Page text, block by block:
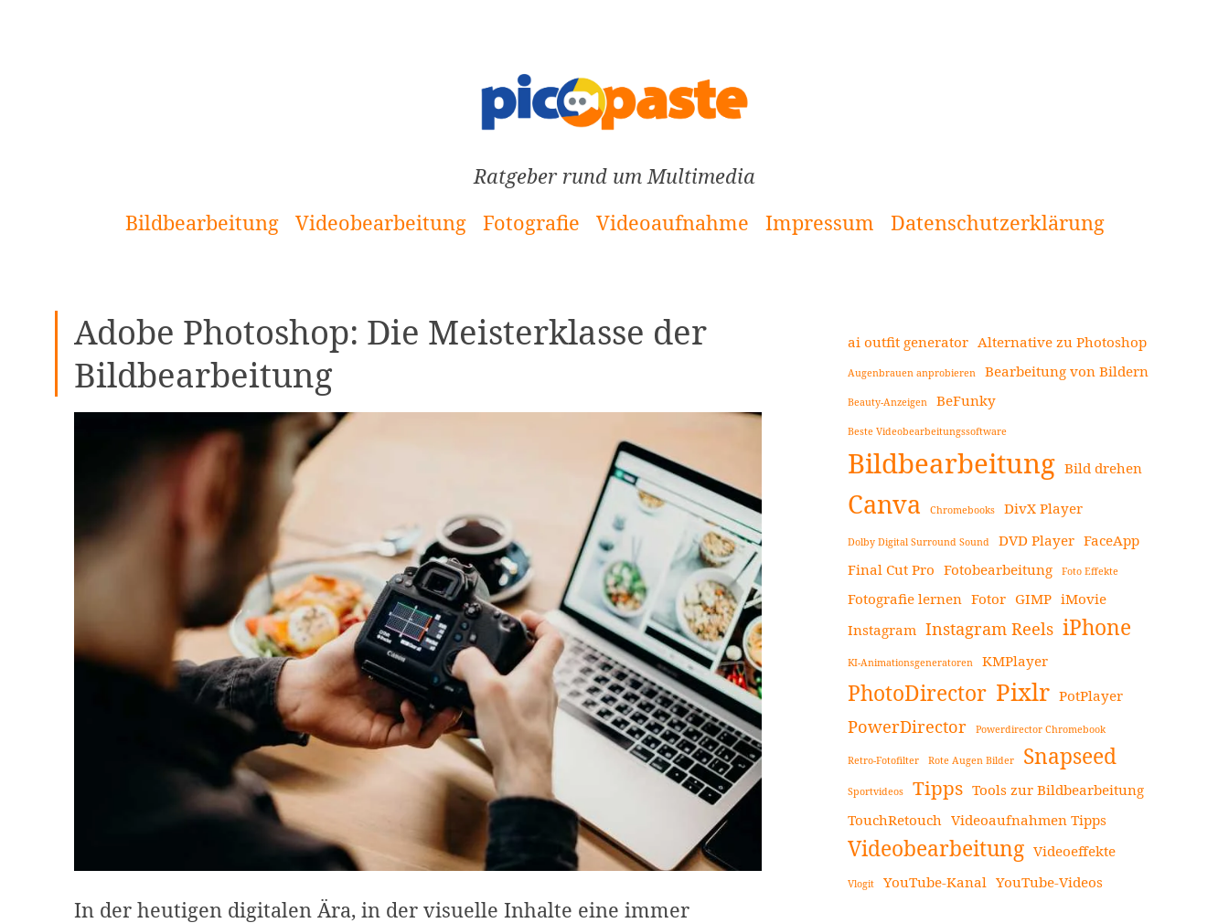
Ratgeber rund um Multimedia
Bildbearbeitung
Videobearbeitung Fotografie Videoaufnahme Impressum Datenschutzerklärung
Adobe Photoshop: Die Meisterklasse der
Bildbearbeitung
In der heutigen digitalen Ära, in der visuelle Inhalte eine immer
Seitenleiste
ai outfit generator Alternative zu Photoshop
Augenbrauen anprobieren Bearbeitung von Bildern
Beauty-Anzeigen BeFunky
Beste Videobearbeitungssoftware
Bildbearbeitung Bild drehen
Canva Chromebooks DivX Player
Dolby Digital Surround Sound DVD Player FaceApp
Final Cut Pro Fotobearbeitung Foto Effekte
Fotografie lernen Fotor GIMP iMovie
Instagram Instagram Reels iPhone
KI-Animationsgeneratoren KMPlayer
PhotoDirector Pixlr PotPlayer
PowerDirector Powerdirector Chromebook
Retro-Fotofilter Rote Augen Bilder Snapseed
Sportvideos Tipps Tools zur Bildbearbeitung
TouchRetouch
Videoaufnahmen Tipps
Videobearbeitung Videoeffekte
Vlogit YouTube-Kanal YouTube-Videos